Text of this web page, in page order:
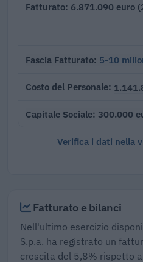
Fatturato 6.871.090 euro
Fascia Fatturato 5-10
Costo del Personale
Capitale Sociale 300.000
Verifica i dati nella
Fatturato e bilanci
Nell'ultimo esercizio
S.p.a. ha registrato un
crescita del 5,8% rispetto